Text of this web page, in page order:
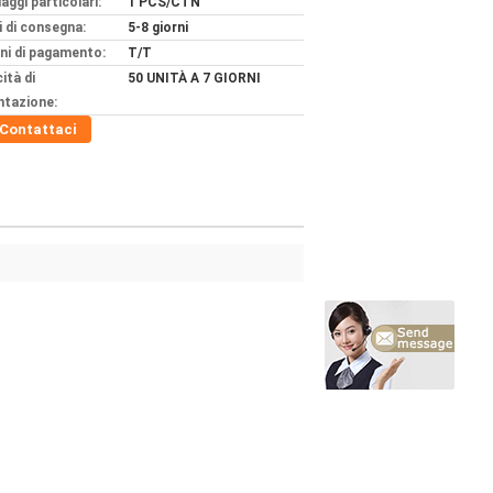
di consegna:
5-8 giorni
di pagamento:
T/T
di
50 UNITÀ A 7 GIORNI
Contattaci